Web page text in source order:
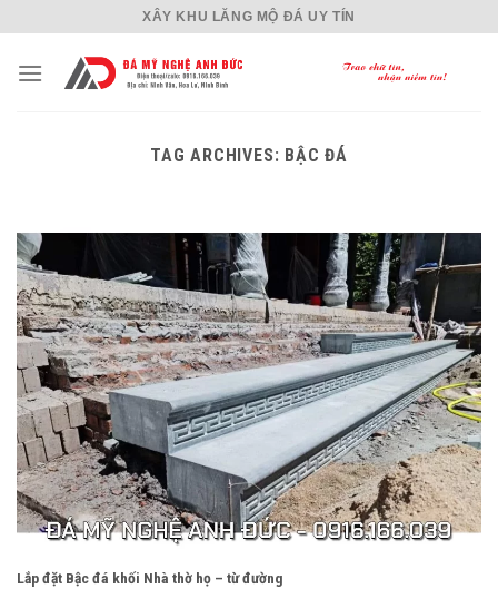
content
XÂY KHU LĂNG MỘ ĐÁ UY TÍN
TAG ARCHIVES: BẬC ĐÁ
Lắp đặt Bậc đá khối Nhà thờ họ – từ đường